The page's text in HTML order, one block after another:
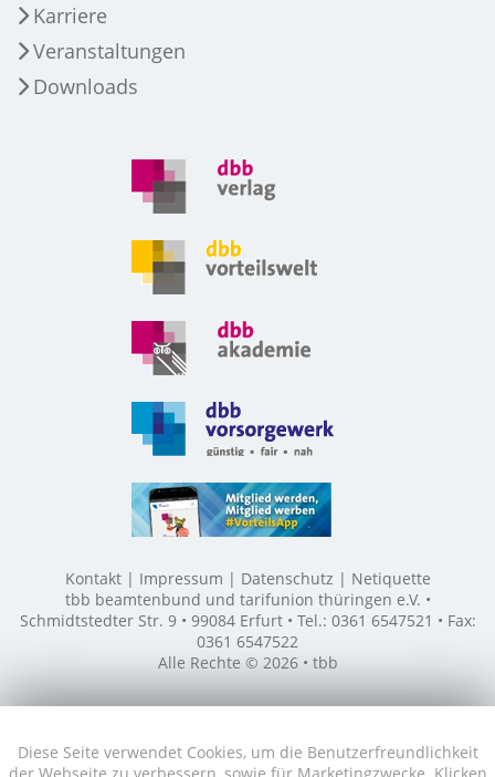
Diese Seite verwendet Cookies, um die Benutzerfreundlichkeit
Karriere
Veranstaltungen
Downloads
Kontakt Impressum Datenschutz
Netiquette
tbb beamtenbund und tarifunion thüringen e.V. •
Schmidtstedter Str. 9 • 99084 Erfurt • Tel.: 0361 6547521 • Fax:
0361 6547522
Alle Rechte © 2026 • tbb